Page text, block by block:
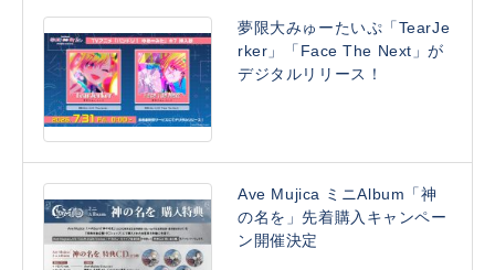
夢限大みゅーたいぷ「TearJe
rker」「Face The Next」が
デジタルリリース！
Ave Mujica ミニAlbum「神
の名を」先着購入キャンペー
ン開催決定